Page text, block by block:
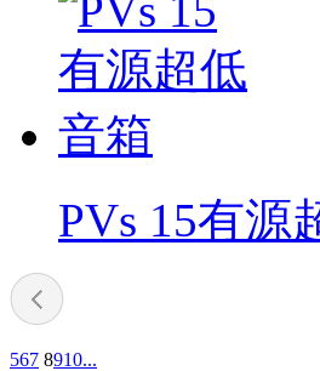
PVs 15有源
567 8910...